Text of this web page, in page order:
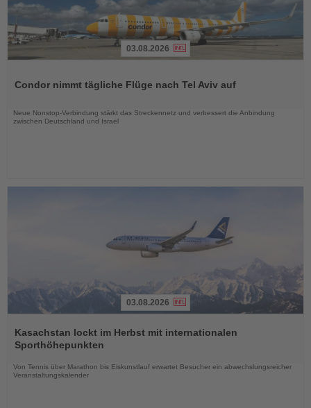
die
03.08.2026
Condor nimmt tägliche Flüge nach Tel Aviv auf
Neue Nonstop-Verbindung stärkt das Streckennetz und verbessert die Anbindung
zwischen Deutschland und Israel
Sie
die
Nachrichten
03.08.2026
Kasachstan lockt im Herbst mit internationalen
Sporthöhepunkten
Von Tennis über Marathon bis Eiskunstlauf erwartet Besucher ein abwechslungsreicher
Veranstaltungskalender